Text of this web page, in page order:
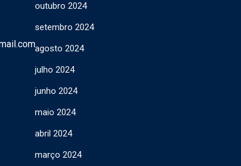
outubro 2024
setembro 2024
agosto 2024
julho 2024
junho 2024
maio 2024
abril 2024
março 2024